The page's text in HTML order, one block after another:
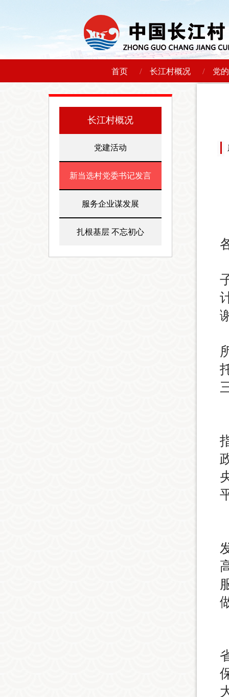
首页 / 长江村概况 / 党
长江村概况
党建活动
新当选村党委书记发言
服务企业谋发展
扎根基层 不忘初心